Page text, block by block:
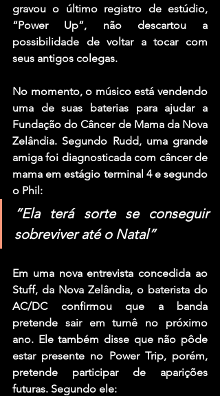
gravou o último registro de estúdio,
“Power Up”, não descartou a
possibilidade de voltar a tocar com
seus antigos colegas.
No momento, o músico está vendendo
uma de suas baterias para ajudar a
Fundação do Câncer de Mama da Nova
Zelândia. Segundo Rudd, uma grande
amiga foi diagnosticada com câncer de
mama em estágio terminal 4 e segundo
o Phil:
“Ela terá sorte se conseguir
sobreviver até o Natal”
Em uma nova entrevista concedida ao
Stuff, da Nova Zelândia, o baterista do
AC/DC confirmou que a banda
pretende sair em turnê no próximo
ano. Ele também disse que não pôde
estar presente no Power Trip, porém,
pretende participar de aparições
futuras. Segundo ele: